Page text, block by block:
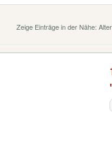
Zeige Einträge in der Nähe: